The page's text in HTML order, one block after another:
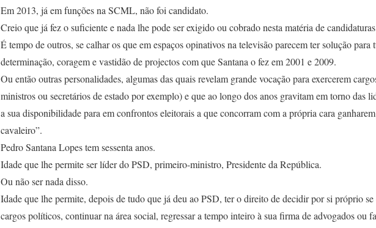
Em 2013, já em funções na SCML, não foi candidato.
Creio que já fez o suficiente e nada lhe pode ser exigido ou cobrado nesta matéria de
É tempo de outros, se calhar os que em espaços opinativos na televisão parecem ter solução para
determinação, coragem e vastidão de projectos com que Santana o fez em 2001 e 2009.
Ou então outras personalidades, algumas das quais revelam grande vocação para exercerem
ministros ou secretários de estado por exemplo) e que ao longo dos anos gravitam em torno das
a sua disponibilidade para em confrontos eleitorais a que concorram com a própria cara ganharem
cavaleiro”.
Pedro Santana Lopes tem sessenta anos.
Idade que lhe permite ser líder do PSD, primeiro-ministro, Presidente da República.
Ou não ser nada disso.
Idade que lhe permite, depois de tudo que já deu ao PSD, ter o direito de decidir por si próprio
cargos políticos, continuar na área social, regressar a tempo inteiro à sua firma de advogados ou